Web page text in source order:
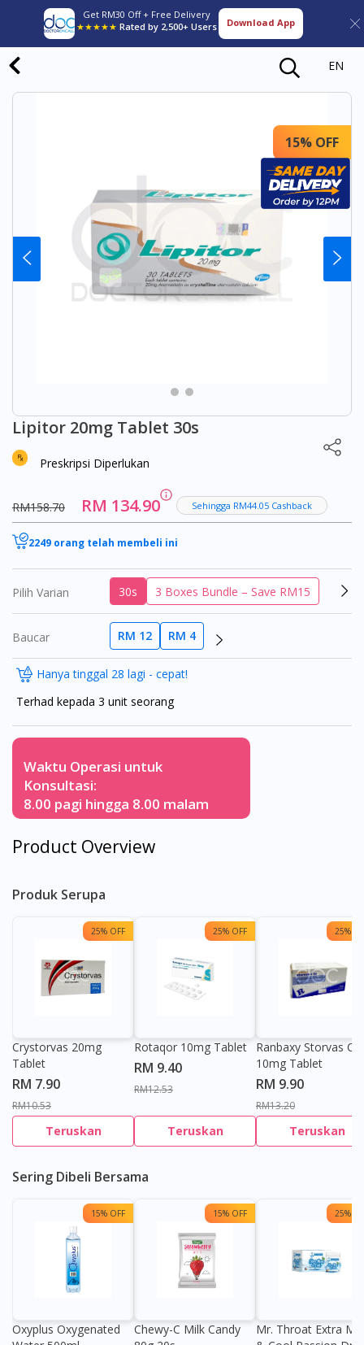
Get RM30 Off + Free Delivery
★★★★★ Rated by 2,500+ Users Download App
EN
15% OFF
Lipitor 20mg Tablet 30s
Preskripsi Diperlukan
RM158.70 RM 134.90 Sehingga RM44.05 Cashback
2249 orang telah membeli ini
Pilih Varian 30s 3 Boxes Bundle – Save RM15
Baucar RM 12 RM 4
Hanya tinggal 28 lagi - cepat!
Terhad kepada 3 unit seorang
Waktu Operasi untuk
Konsultasi:
8.00 pagi hingga 8.00 malam
Product Overview
Produk Serupa
25% OFF
Crystorvas 20mg
Tablet
RM 7.90
RM10.53
Teruskan
25% OFF
Rotaqor 10mg Tablet
RM 9.40
RM12.53
Teruskan
25%
Ranbaxy Storvas C
10mg Tablet
RM 9.90
RM13.20
Teruskan
Sering Dibeli Bersama
15% OFF
Oxyplus Oxygenated
15% OFF
Chewy-C Milk Candy
25%
Mr. Throat Extra